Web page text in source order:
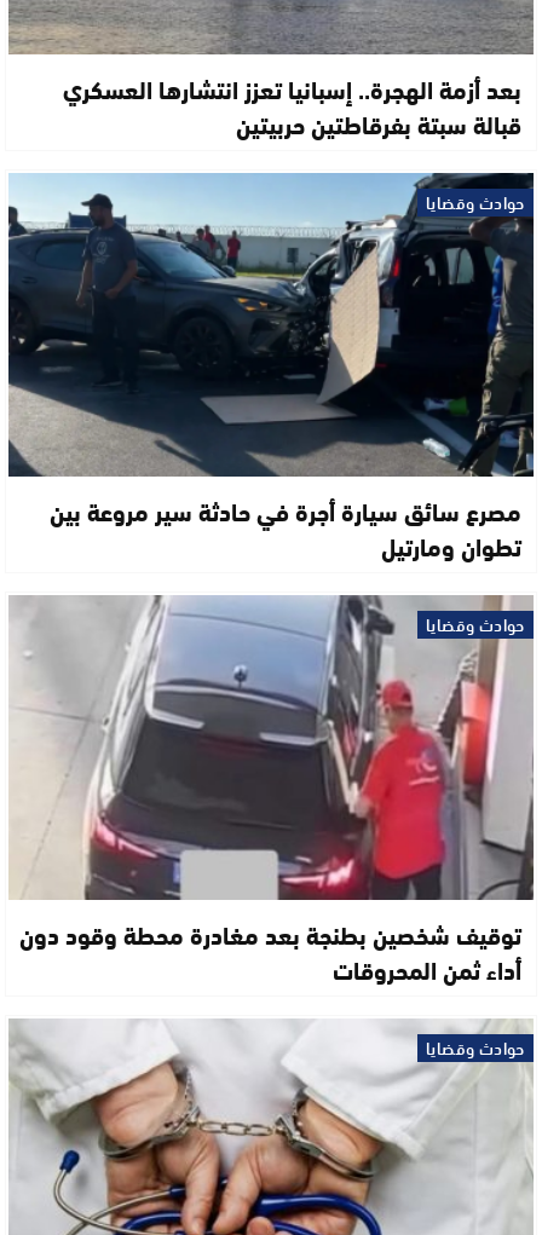
بعد أزمة الهجرة.. إسبانيا تعزز انتشارها العسكري
قبالة سبتة بفرقاطتين حربيتين
حوادث وقضايا
مصرع سائق سيارة أجرة في حادثة سير مروعة بين
تطوان ومارتيل
حوادث وقضايا
توقيف شخصين بطنجة بعد مغادرة محطة وقود دون
أداء ثمن المحروقات
حوادث وقضايا